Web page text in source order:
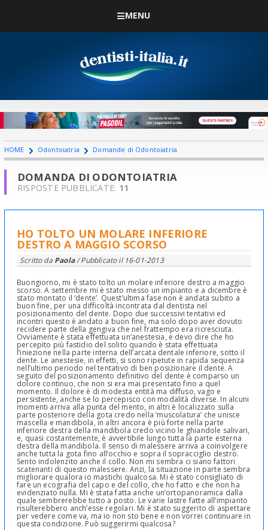
MENU
HOME Odontoiatria Domande di Odontoiatria
DOMANDA DI ODONTOIATRIA
RISPOSTE PUBBLICATE: 11
HO TOLTO UN MOLARE INFERIORE
DESTRO A MAGGIO SCORSO
Scritto da Paola/ Pubblicato il 16-01-2013
Buongiorno, mi è stato tolto un molare inferiore destro a maggio
scorso. A settembre mi è stato messo un impianto e a dicembre è
stato montato il ‘dente’. Quest’ultima fase non è andata subito a
buon fine, per una difficoltà incontrata dal dentista nel
posizionamento del dente. Dopo due successivi tentativi ed
incontri questo è andato a buon fine, ma solo dopo aver dovuto
recidere parte della gengiva che nel frattempo era ricresciuta.
Ovviamente è stata effettuata un’anestesia, e devo dire che ho
percepito più fastidio del solito quando è stata effettuata
l’iniezione nella parte interna dell’arcata dentale inferiore, sotto il
dente. Le anestesie, in effetti, si sono ripetute in rapida sequenza
nell’ultimo periodo nel tentativo di ben posizionare il dente. A
seguito del posizionamento definitivo del dente è comparso un
dolore continuo, che non si era mai presentato fino a quel
momento. Il dolore è di modesta entità ma diffuso, vago e
persistente, anche se lo percepisco con modalità diverse. In alcuni
momenti arriva alla punta del mento, in altri è localizzato sulla
parte posteriore della gota credo nella ‘muscolatura’ che unisce
mascella e mandibola, in altri ancora è più forte nella parte
inferiore destra della mandibola credo vicino le ghiandole salivari,
e, quasi costantemente, è avvertibile lungo tutta la parte esterna
destra della mandibola. Il senso di malessere arriva a coinvolgere
anche tutta la gota fino all’occhio e sopra il sopracciglio destro.
Sento indolenzito anche il collo. Non mi sembra ci siano fattori
scatenanti di questo malessere. Anzi, la situazione in parte sembra
migliorare qualora io mastichi qualcosa. Mi è stato consigliato di
fare un ecografia del capo e del collo, che ho fatto e che non ha
evidenziato nulla. Mi è stata fatta anche un’ortopanoramica dalla
quale sembrerebbe tutto a posto. Le varie lastre fatte all’impianto
risulterebbero anch’esse regolari. Mi è stato suggerito di aspettare
per vedere come va, ma io non sto bene e non vorrei continuare in
questa condizione. Può suggerirmi qualcosa?